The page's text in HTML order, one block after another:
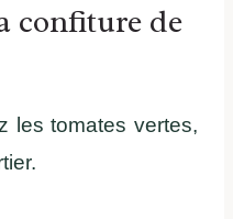
confiture de
les tomates vertes,